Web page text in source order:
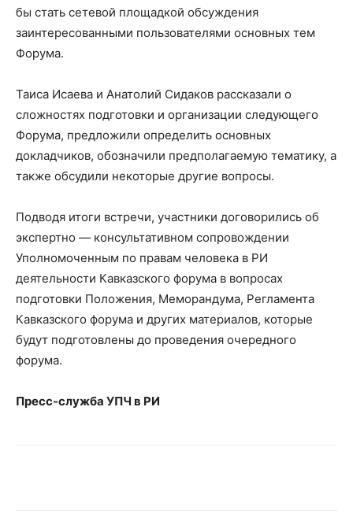
бы стать сетевой площадкой обсуждения
заинтересованными пользователями основных тем
Форума.
Таиса Исаева и Анатолий Сидаков рассказали о
сложностях подготовки и организации следующего
Форума, предложили определить основных
докладчиков, обозначили предполагаемую тематику, а
также обсудили некоторые другие вопросы.
Подводя итоги встречи, участники договорились об
экспертно — консультативном сопровождении
Уполномоченным по правам человека в РИ
деятельности Кавказского форума в вопросах
подготовки Положения, Меморандума, Регламента
Кавказского форума и других материалов, которые
будут подготовлены до проведения очередного
форума.
Пресс-служба УПЧ в РИ